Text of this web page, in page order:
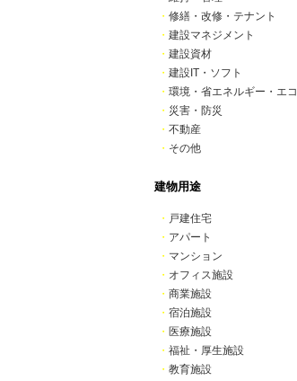
・ 修繕・改修・テナント
・ 建設マネジメント
・ 建設資材
・ 建設IT・ソフト
・ 環境・省エネルギー・エコ
・ 災害・防災
・ 不動産
・ その他
建物用途
・ 戸建住宅
・ アパート
・ マンション
・ オフィス施設
・ 商業施設
・ 宿泊施設
・ 医療施設
・ 福祉・厚生施設
・ 教育施設